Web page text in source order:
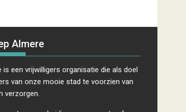
Almere
is een vrijwilligers organisatie die als doel
van onze mooie stad te voorzien van
verzorgen.